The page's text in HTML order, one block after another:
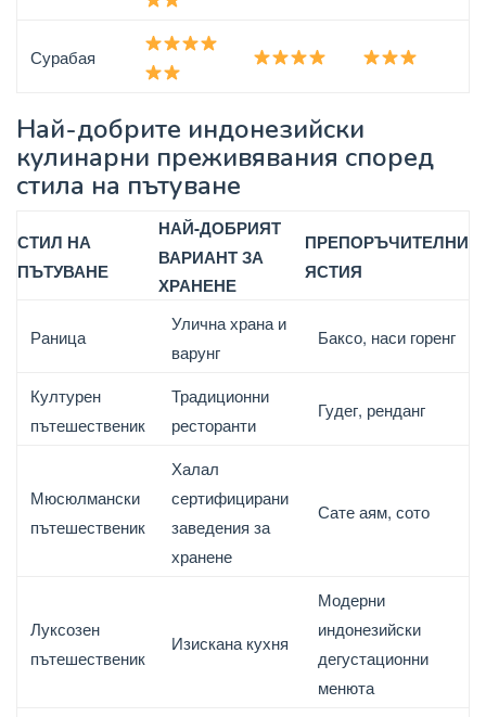
Сурабая
Най-добрите индонезийски
кулинарни преживявания според
стила на пътуване
СТИЛ НА
ПЪТУВАНЕ
НАЙ-ДОБРИЯТ
ВАРИАНТ ЗА
ХРАНЕНЕ
ПРЕПОРЪЧИТЕЛНИ
ЯСТИЯ
Раница
Улична храна и
варунг
Баксо, наси горенг
Културен
пътешественик
Традиционни
ресторанти
Гудег, ренданг
Мюсюлмански
пътешественик
Халал
сертифицирани
заведения за
хранене
Сате аям, сото
Луксозен
пътешественик
Изискана кухня
Модерни
индонезийски
дегустационни
менюта